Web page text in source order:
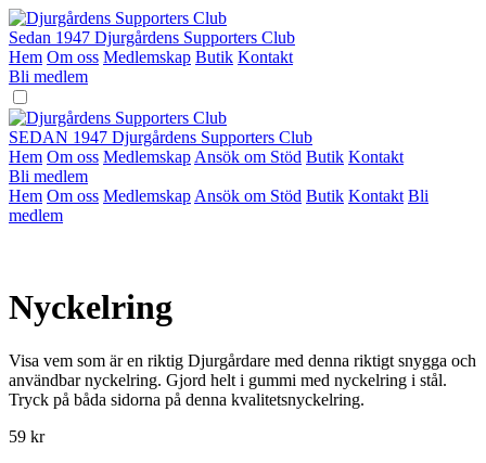
Hoppa
till
innehåll
Sedan 1947 Djurgårdens Supporters Club
Hem Om oss Medlemskap Butik Kontakt
Bli medlem
SEDAN 1947 Djurgårdens Supporters Club
Hem Om oss Medlemskap Ansök om Stöd Butik Kontakt
Bli medlem
Hem Om oss Medlemskap Ansök om Stöd Butik Kontakt Bli
medlem
Nyckelring
Visa vem som är en riktig Djurgårdare med denna riktigt snygga och
användbar nyckelring. Gjord helt i gummi med nyckelring i stål.
Tryck på båda sidorna på denna kvalitetsnyckelring.
59 kr